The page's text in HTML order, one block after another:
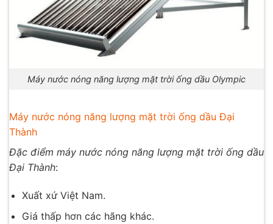
Máy nước nóng năng lượng mặt trời ống dầu Olympic
Máy nước nóng năng lượng mặt trời ống dầu Đại
Thành
Đặc điểm máy nước nóng năng lượng mặt trời ống dầu
Đại Thành:
Xuất xứ Việt Nam.
Giá thấp hơn các hãng khác.